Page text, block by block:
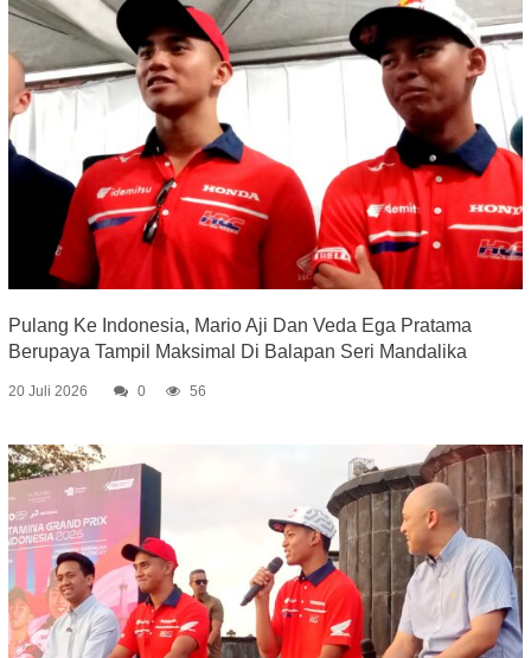
Pulang Ke Indonesia, Mario Aji Dan Veda Ega Pratama
Berupaya Tampil Maksimal Di Balapan Seri Mandalika
20 Juli 2026 0 56